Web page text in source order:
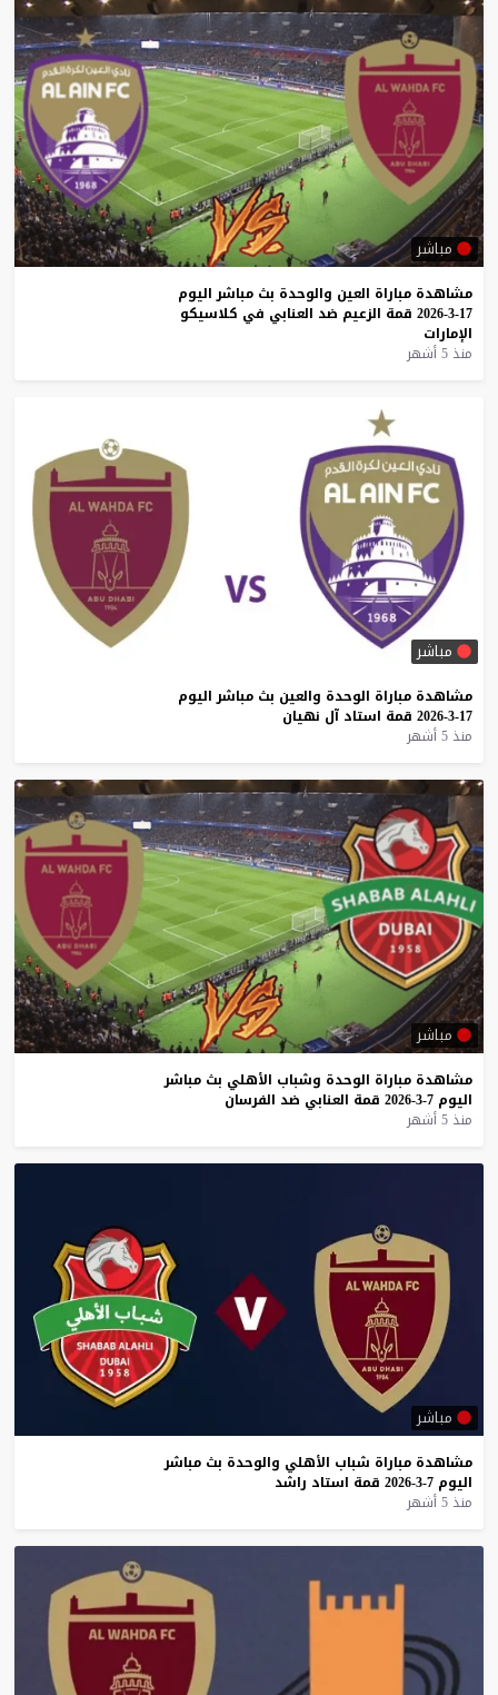
مباشر
مشاهدة مباراة العين والوحدة بث مباشر اليوم
17-3-2026
قمة الزعيم ضد العنابي في كلاسيكو
الإمارات
منذ 5 أشهر
مباشر
مشاهدة مباراة الوحدة والعين بث مباشر اليوم
17-3-2026
قمة استاد آل نهيان
منذ 5 أشهر
مباشر
مشاهدة مباراة الوحدة وشباب الأهلي بث مباشر
اليوم 7-3-2026 قمة العنابي ضد الفرسان
منذ 5 أشهر
مباشر
مشاهدة مباراة شباب الأهلي والوحدة بث مباشر
اليوم 7-3-2026 قمة استاد راشد
منذ 5 أشهر